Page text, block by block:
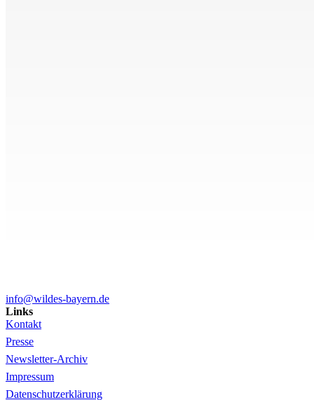
info@wildes-bayern.de
Links
Kontakt
Presse
Newsletter-Archiv
Impressum
Datenschutzerklärung